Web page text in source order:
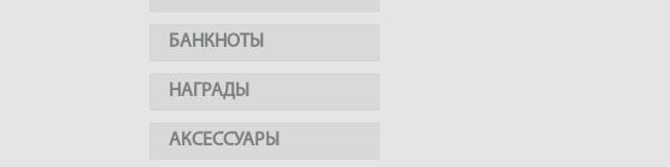
БАНКНОТЫ
НАГРАДЫ
АКСЕССУАРЫ